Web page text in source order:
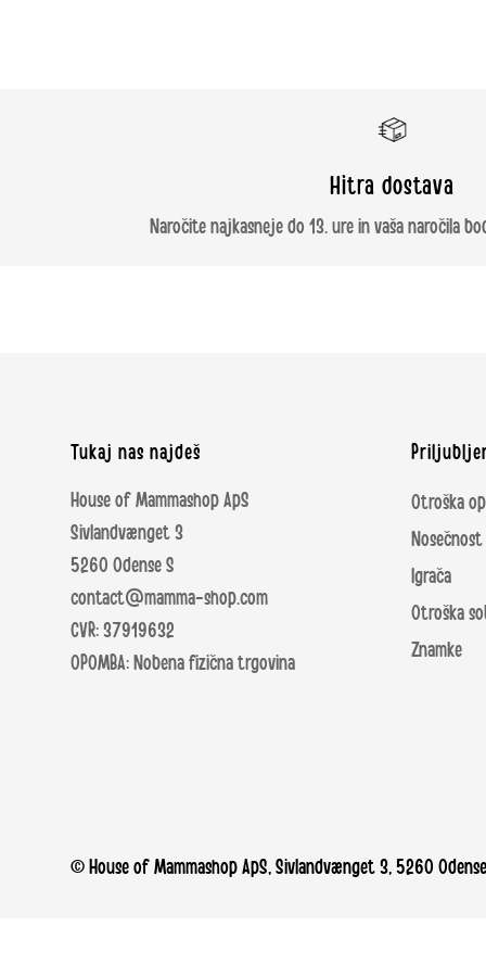
Hitra dostava
Naročite najkasneje do 13. ure in vaša naročila
Tukaj nas najdeš
House of Mammashop ApS
Sivlandvænget 3
5260 Odense S
contact@mamma-shop.com
CVR: 37919632
OPOMBA: Nobena fizična trgovina
Otroška
Igrača
Otroška
Znamke
© House of Mammashop ApS, Sivlandvænget 3, 5260